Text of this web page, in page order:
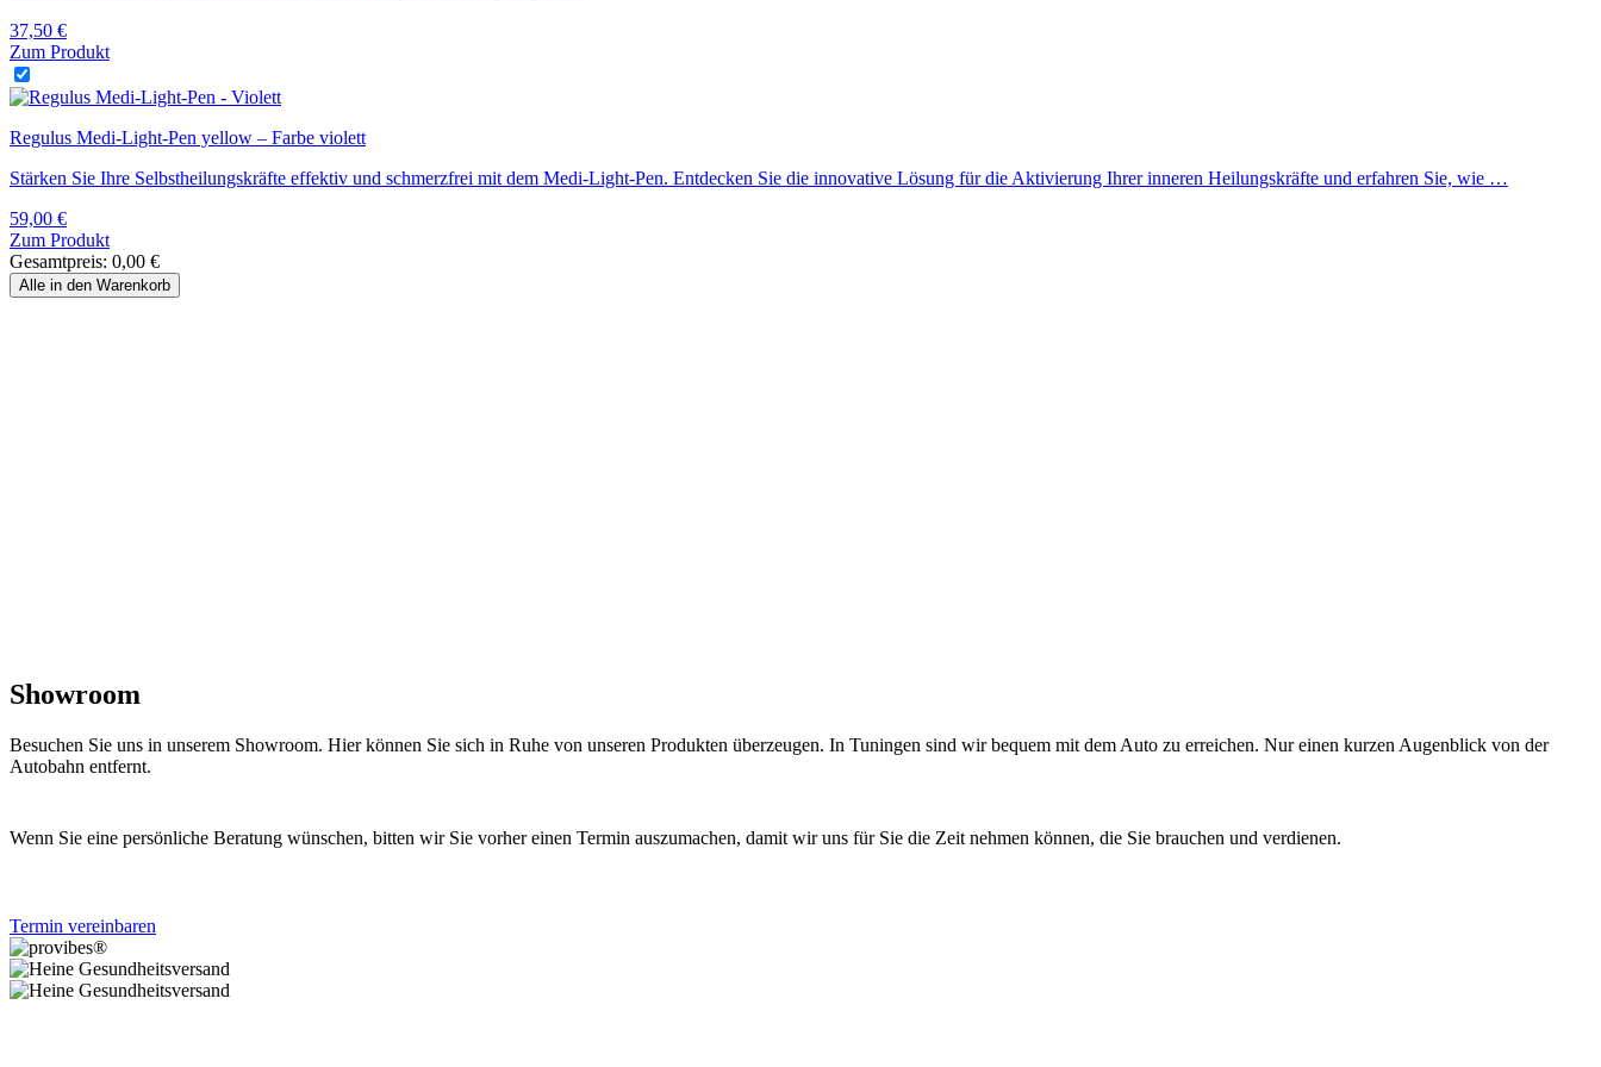
37,50 €
Zum Produkt
Regulus Medi-Light-Pen yellow – Farbe violett
Stärken Sie Ihre Selbstheilungskräfte effektiv und schmerzfrei mit dem Medi-Light-Pen. Entdecken Sie die innovative Lösung für die Aktivierung Ihrer inneren Heilungskräfte und erfahren Sie, wie …
59,00 €
Zum Produkt
Gesamtpreis: 0,00 €
Alle in den Warenkorb
Showroom
Besuchen Sie uns in unserem Showroom. Hier können Sie sich in Ruhe von unseren Produkten überzeugen. In Tuningen sind wir bequem mit dem Auto zu erreichen. Nur einen kurzen Augenblick von der
Autobahn entfernt.
Wenn Sie eine persönliche Beratung wünschen, bitten wir Sie vorher einen Termin auszumachen, damit wir uns für Sie die Zeit nehmen können, die Sie brauchen und verdienen.
Termin vereinbaren